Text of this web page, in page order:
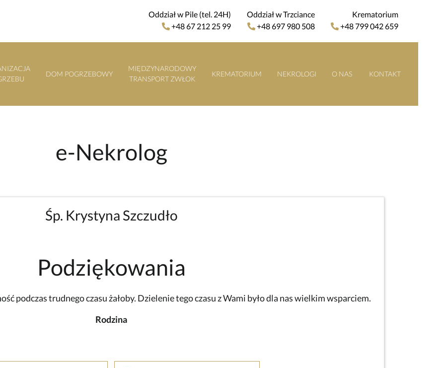
Oddział w Pile (tel. 24H)
+48 67 212 25 99
Oddział w Trzciance
+48 697 980 508
Krematorium
+48 799 042 659
DOM POGRZEBOWY
MIĘDZYNARODOWY
TRANSPORT ZWŁOK
KREMATORIUM NEKROLOGI O NAS KONTAKT
e-Nekrolog
Śp. Krystyna Szczudło
Podziękowania
podczas trudnego czasu żałoby. Dzielenie tego czasu z Wami było dla nas wielkim wsparciem.
Rodzina